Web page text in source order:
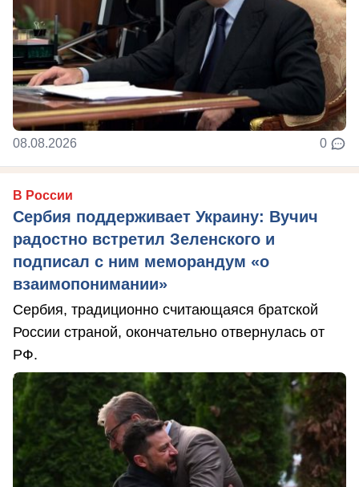
08.08.2026 0
В России
Сербия поддерживает Украину: Вучич
радостно встретил Зеленского и
подписал с ним меморандум «о
взаимопонимании»
Сербия, традиционно считающаяся братской
России страной, окончательно отвернулась от
РФ.